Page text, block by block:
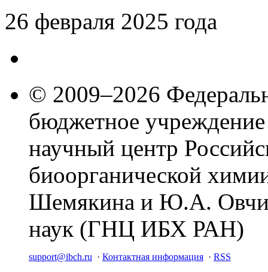
26 февраля 2025 года
© 2009–2026
бюджетное
научный центр
биоорганической
Шемякина и Ю.А.
наук (ГНЦ ИБХ РАН)
support@ibch.ru · Контактная информация · RSS